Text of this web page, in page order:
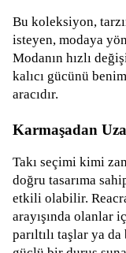
Bu koleksiyon,
isteyen, modaya
Modanın hızlı
kalıcı gücünü
aracıdır.
Karmaşadan
Takı seçimi kimi
doğru tasarıma
etkili olabilir.
arayışında olanlar
parıltılı taşlar ya